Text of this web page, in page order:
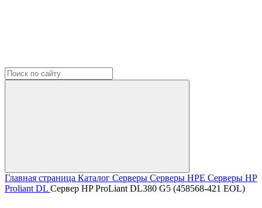
Главная страница Каталог Серверы Серверы HPE Серверы HP
Proliant DL Сервер HP ProLiant DL380 G5 (458568-421 EOL)